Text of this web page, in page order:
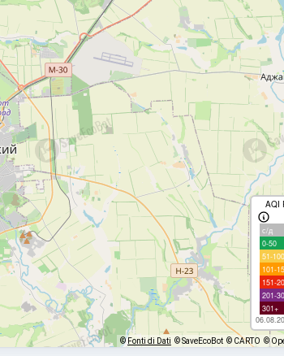
AQI
с/д
0-50
51-100
101-
151-
201-
301+
©Fonti di Dati © SaveEcoBot © CARTO ©